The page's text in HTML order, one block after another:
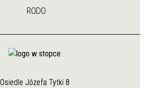
RODO
Osiedle Józefa Tytki 8